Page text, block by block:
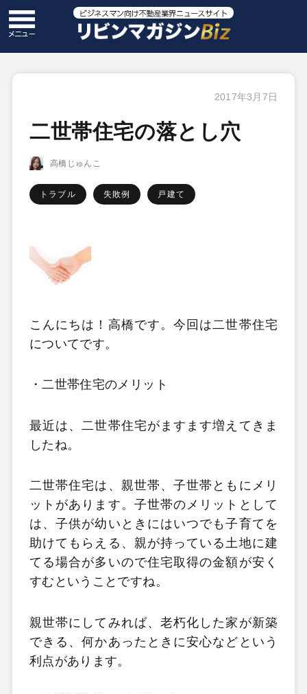
2017年3月7日
二世帯住宅の落とし穴
高橋じゅんこ
トラブル 失敗例 戸建て
こんにちは！高橋です。今回は二世帯住宅
についてです。
・二世帯住宅のメリット
最近は、二世帯住宅がますます増えてきま
したね。
二世帯住宅は、親世帯、子世帯ともにメリ
ットがあります。子世帯のメリットとして
は、子供が幼いときにはいつでも子育てを
助けてもらえる、親が持っている土地に建
てる場合が多いので住宅取得の金額が安く
すむということですね。
親世帯にしてみれば、老朽化した家が新築
できる、何かあったときに安心などという
利点があります。